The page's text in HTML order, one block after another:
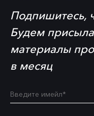
Подпишитесь,
Будем
материалы
в месяц